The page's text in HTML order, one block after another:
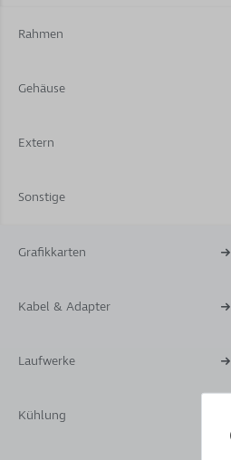
Rahmen
Gehäuse
Extern
Sonstige
Grafikkarten
Kabel & Adapter
Laufwerke
Kühlung